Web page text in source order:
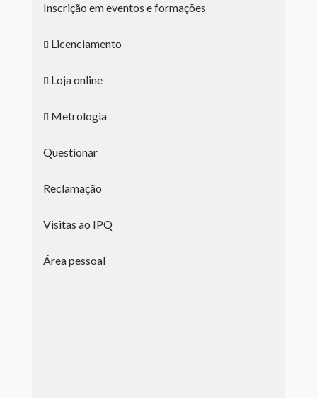
Inscrição em eventos e formações
Licenciamento
Loja online
Metrologia
Questionar
Reclamação
Visitas ao IPQ
Área pessoal